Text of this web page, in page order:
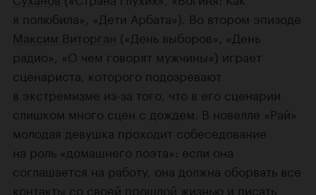
я полюбила», «Дети Арбата»). Во втором эпизоде
Максим Виторган («День выборов», «День
радио», «О чем говорят мужчины») играет
сценариста, которого подозревают
в экстремизме из-за того, что в его сценарии
слишком много сцен с дождем. В новелле «Рай»
молодая девушка проходит собеседование
на роль «домашнего поэта»: если она
соглашается на работу, она должна оборвать все
контакты со своей прошлой жизнью и писать